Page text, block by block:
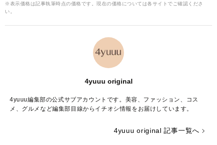
※表示価格は記事執筆時点の価格です。現在の価格については各サイトでご確認くださ
い。
4yuuu original
4yuuu編集部の公式サブアカウントです。美容、ファッション、コス
メ、グルメなど編集部目線からイチオシ情報をお届けしています。
4yuuu original 記事一覧へ